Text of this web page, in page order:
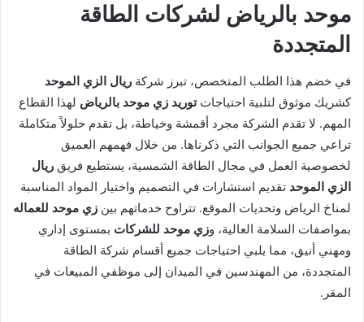
موحد بالرياض لشركات الطاقة
المتجددة
في خضم هذا الطلب المتخصص، تبرز شركة ريال الزي الموحد
كشريك موثوق لتلبية احتياجاتتوريد زي موحد بالرياض لهذا القطاع
المهم. لا تقدم الشركة مجرد أقمشة وخياطة، بل تقدم حلولاً متكاملة
تراعي جميع الجوانب التي ذكرناها. من خلال فهمهم العميق
لخصوصية العمل في مجال الطاقة الشمسية، يستطيع فريق ريال
الزي الموحد تقديم استشارات في التصميم واختيار المواد المناسبة
لمناخ الرياض وتحديات الموقع. تتراوح خدماتهم بين زي موحد للعماله
بمواصفات السلامة العالية، وزي موحد للشركات بمستوى إداري
ومهني أنيق، مما يلبي احتياجات جميع أقسام شركة الطاقة
المتجددة، من المهندسين في الميدان إلى موظفي المبيعات في
المقر.